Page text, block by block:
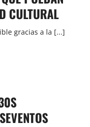
CULTURAL
gracias a la [...]